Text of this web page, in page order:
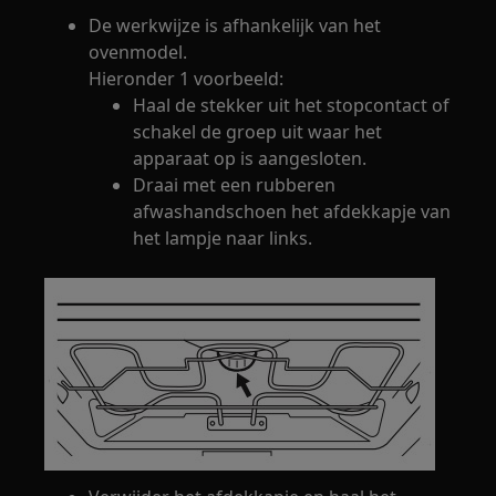
De werkwijze is afhankelijk van het
ovenmodel.
Hieronder 1 voorbeeld:
Haal de stekker uit het stopcontact of
schakel de groep uit waar het
apparaat op is aangesloten.
Draai met een rubberen
afwashandschoen het afdekkapje van
het lampje naar links.